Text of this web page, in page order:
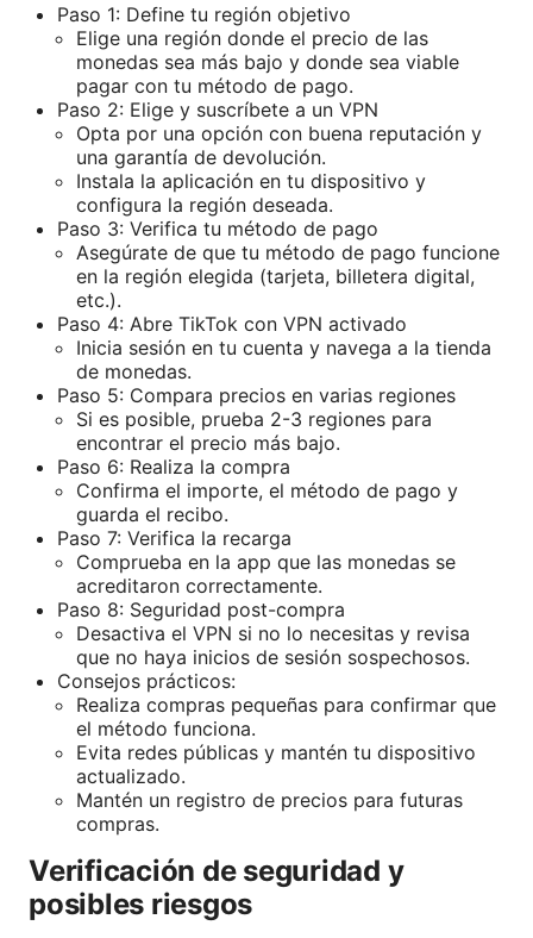
Paso 1: Define tu región objetivo
Elige una región donde el precio de las
monedas sea más bajo y donde sea viable
pagar con tu método de pago.
Paso 2: Elige y suscríbete a un VPN
Opta por una opción con buena reputación y
una garantía de devolución.
Instala la aplicación en tu dispositivo y
configura la región deseada.
Paso 3: Verifica tu método de pago
Asegúrate de que tu método de pago funcione
en la región elegida (tarjeta, billetera digital,
etc.).
Paso 4: Abre TikTok con VPN activado
Inicia sesión en tu cuenta y navega a la tienda
de monedas.
Paso 5: Compara precios en varias regiones
Si es posible, prueba 2-3 regiones para
encontrar el precio más bajo.
Paso 6: Realiza la compra
Confirma el importe, el método de pago y
guarda el recibo.
Paso 7: Verifica la recarga
Comprueba en la app que las monedas se
acreditaron correctamente.
Paso 8: Seguridad post-compra
Desactiva el VPN si no lo necesitas y revisa
que no haya inicios de sesión sospechosos.
Consejos prácticos:
Realiza compras pequeñas para confirmar que
el método funciona.
Evita redes públicas y mantén tu dispositivo
actualizado.
Mantén un registro de precios para futuras
compras.
Verificación de seguridad y
posibles riesgos